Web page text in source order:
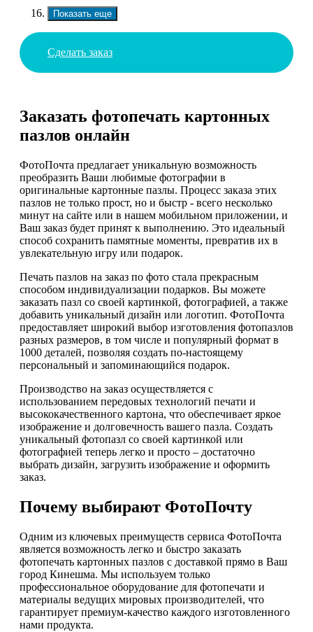
Показать еще
Сделать заказ
Заказать фотопечать картонных
пазлов онлайн
ФотоПочта предлагает уникальную возможность
преобразить Ваши любимые фотографии в
оригинальные картонные пазлы. Процесс заказа этих
пазлов не только прост, но и быстр - всего несколько
минут на сайте или в нашем мобильном приложении, и
Ваш заказ будет принят к выполнению. Это идеальный
способ сохранить памятные моменты, превратив их в
увлекательную игру или подарок.
Печать пазлов на заказ по фото стала прекрасным
способом индивидуализации подарков. Вы можете
заказать пазл со своей картинкой, фотографией, а также
добавить уникальный дизайн или логотип. ФотоПочта
предоставляет широкий выбор изготовления фотопазлов
разных размеров, в том числе и популярный формат в
1000 деталей, позволяя создать по-настоящему
персональный и запоминающийся подарок.
Производство на заказ осуществляется с
использованием передовых технологий печати и
высококачественного картона, что обеспечивает яркое
изображение и долговечность вашего пазла. Создать
уникальный фотопазл со своей картинкой или
фотографией теперь легко и просто – достаточно
выбрать дизайн, загрузить изображение и оформить
заказ.
Почему выбирают ФотоПочту
Одним из ключевых преимуществ сервиса ФотоПочта
является возможность легко и быстро заказать
фотопечать картонных пазлов с доставкой прямо в Ваш
город Кинешма. Мы используем только
профессиональное оборудование для фотопечати и
материалы ведущих мировых производителей, что
гарантирует премиум-качество каждого изготовленного
нами продукта.